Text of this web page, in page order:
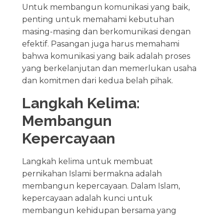
Untuk membangun komunikasi yang baik,
penting untuk memahami kebutuhan
masing-masing dan berkomunikasi dengan
efektif. Pasangan juga harus memahami
bahwa komunikasi yang baik adalah proses
yang berkelanjutan dan memerlukan usaha
dan komitmen dari kedua belah pihak.
Langkah Kelima:
Membangun
Kepercayaan
Langkah kelima untuk membuat
pernikahan Islami bermakna adalah
membangun kepercayaan. Dalam Islam,
kepercayaan adalah kunci untuk
membangun kehidupan bersama yang